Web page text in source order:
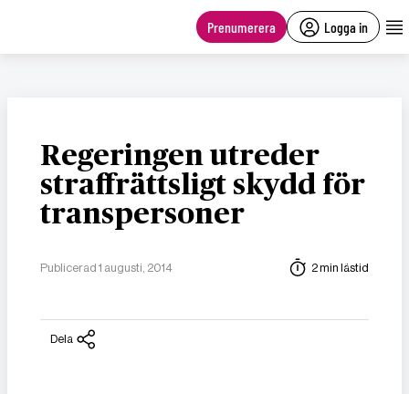
Prenumerera Logga in
Regeringen utreder
straffrättsligt skydd för
transpersoner
Publicerad 1 augusti, 2014 2 min lästid
Dela